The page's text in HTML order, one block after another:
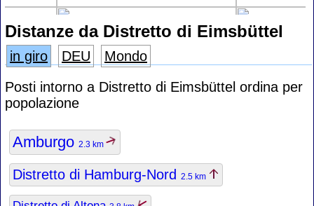
Distanze da Distretto di Eimsbüttel
in giro DEU
Mondo
Posti intorno a Distretto di Eimsbüttel ordina per
popolazione
Amburgo 2.3 km
Distretto di Hamburg-Nord 2.5 km